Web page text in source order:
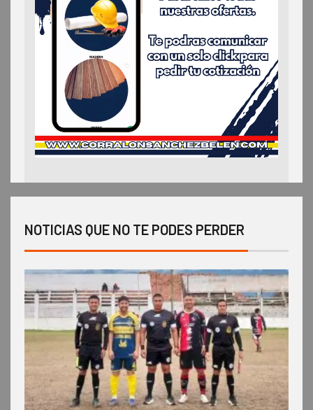
NOTICIAS QUE NO TE PODES PERDER